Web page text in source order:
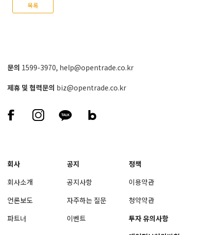
목록
문의 1599-3970, help@opentrade.co.kr
제휴 및 협력문의 biz@opentrade.co.kr
회사
회사소개
언론보도
파트너
공지
공지사항
자주하는 질문
이벤트
정책
이용약관
청약약관
투자 유의사항